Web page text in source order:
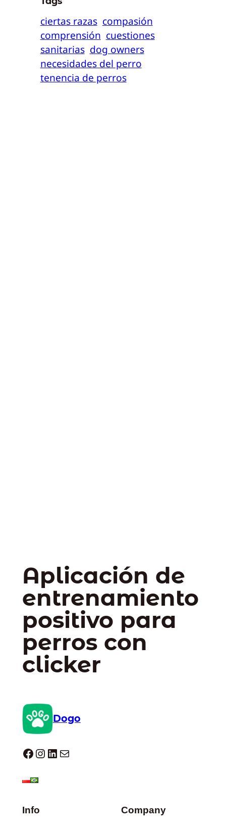
ciertas razas compasión
comprensión cuestiones
sanitarias dog owners
necesidades del perro
tenencia de perros
Aplicación de
entrenamiento
positivo para
perros con
clicker
Dogo
Dogo facebook InstagramLinkedIn Correo electrónico
Info Company